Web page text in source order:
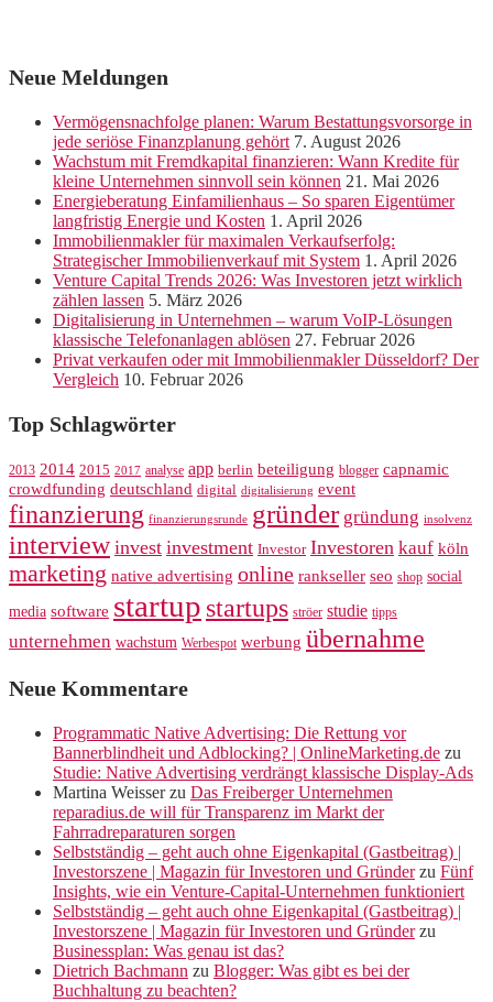
Neue Meldungen
Vermögensnachfolge planen: Warum Bestattungsvorsorge in
jede seriöse Finanzplanung gehört 7. August 2026
Wachstum mit Fremdkapital finanzieren: Wann Kredite für
kleine Unternehmen sinnvoll sein können 21. Mai 2026
Energieberatung Einfamilienhaus – So sparen Eigentümer
langfristig Energie und Kosten 1. April 2026
Immobilienmakler für maximalen Verkaufserfolg:
Strategischer Immobilienverkauf mit System 1. April 2026
Venture Capital Trends 2026: Was Investoren jetzt wirklich
zählen lassen 5. März 2026
Digitalisierung in Unternehmen – warum VoIP-Lösungen
klassische Telefonanlagen ablösen 27. Februar 2026
Privat verkaufen oder mit Immobilienmakler Düsseldorf? Der
Vergleich 10. Februar 2026
Top Schlagwörter
2013 2014 2015 2017 analyse app berlin beteiligung blogger capnamic
crowdfunding deutschland digital digitalisierung event
finanzierung finanzierungsrunde gründer gründung insolvenz
interview invest investment Investor Investoren kauf köln
marketing native advertising online rankseller seo shop social
media software startup startups ströer studie tipps
unternehmen wachstum Werbespot werbung übernahme
Neue Kommentare
Programmatic Native Advertising: Die Rettung vor
Bannerblindheit und Adblocking? | OnlineMarketing.de zu
Studie: Native Advertising verdrängt klassische Display-Ads
Martina Weisserzu Das Freiberger Unternehmen
reparadius.de will für Transparenz im Markt der
Fahrradreparaturen sorgen
Selbstständig – geht auch ohne Eigenkapital (Gastbeitrag) |
Investorszene | Magazin für Investoren und Gründerzu Fünf
Insights, wie ein Venture-Capital-Unternehmen funktioniert
Selbstständig – geht auch ohne Eigenkapital (Gastbeitrag) |
Investorszene | Magazin für Investoren und Gründerzu
Businessplan: Was genau ist das?
Dietrich Bachmann zu Blogger: Was gibt es bei der
Buchhaltung zu beachten?